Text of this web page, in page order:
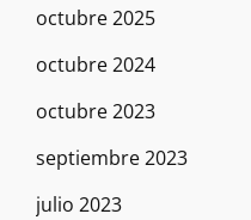
octubre 2025
octubre 2024
octubre 2023
septiembre 2023
julio 2023